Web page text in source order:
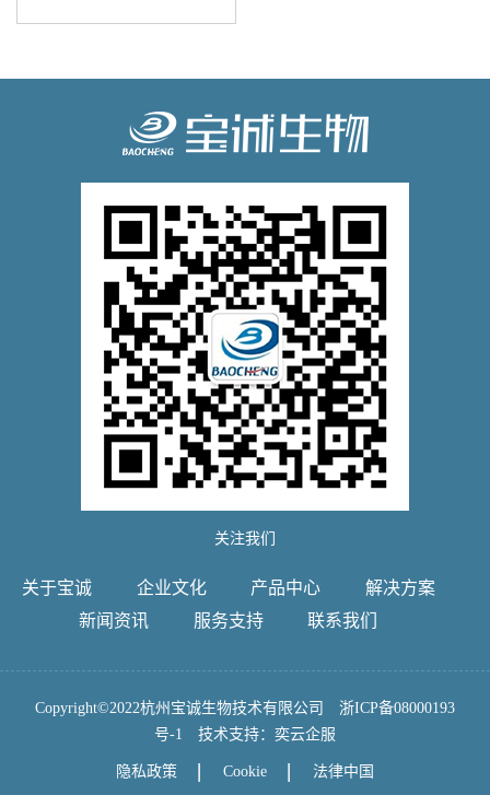
关注我们
关于宝诚 企业文化 产品中心
解决方案
新闻资讯
服务支持 联系我们
Copyright©2022杭州宝诚生物技术有限公司 浙ICP备08000193
号-1
技术支持： 奕云企服
隐私政策 Cookie 法律中国